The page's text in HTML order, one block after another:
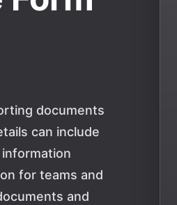
documents
can include
for teams and
and